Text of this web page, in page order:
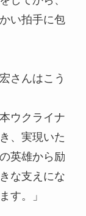
い拍手に包
さんはこう
ウクライナ
、実現いた
英雄から励
な支えにな
す。」